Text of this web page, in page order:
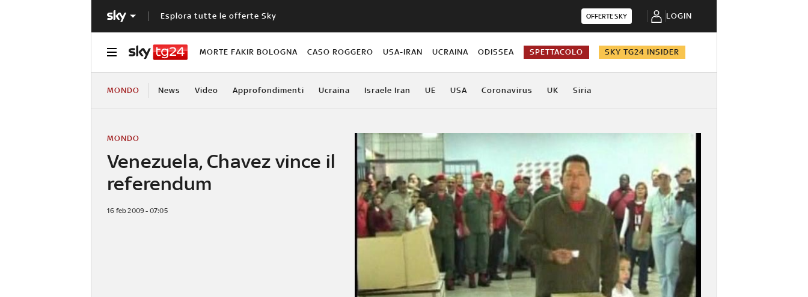
Esplora tutte le offerte Sky OFFERTE SKY LOGIN
MORTE FAKIR BOLOGNA CASO ROGGERO USA-IRAN UCRAINA ODISSEA SPETTACOLO SKY TG24 INSIDER
MONDO News Video Approfondimenti Ucraina Israele Iran UE USA Coronavirus UK Siria
Venezuela, Chavez vince il
referendum
MONDO
16 feb 2009 - 07:05